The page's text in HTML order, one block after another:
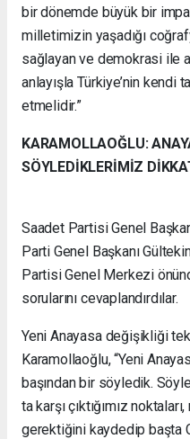
bir dönemde büyük bir
milletimizin yaşadığı
sağlayan ve demokrasi ile
anlayışla Türkiye’nin kendi
etmelidir.”
KARAMOLLAOĞLU:
Saadet Partisi Genel
Parti Genel Başkanı
Partisi Genel Merkezi
sorularını cevaplandırdılar.
Yeni Anayasa değişikliği
Karamollaoğlu, “Yeni
başından bir söyledik.
ta karşı çıktığımız
gerektiğini kaydedip başta